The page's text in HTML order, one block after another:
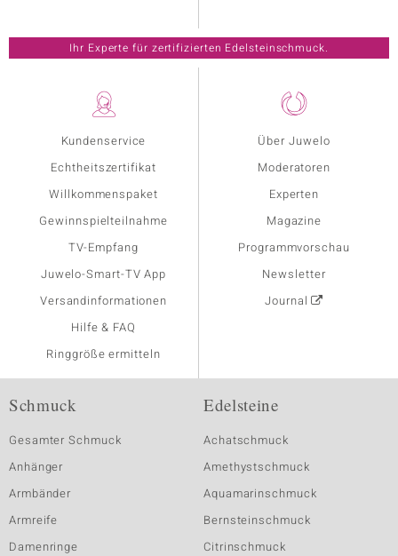
Kundenservice
Echtheitszertifikat
Willkommenspaket
Gewinnspielteilnahme
TV-Empfang
Juwelo-Smart-TV App
Versandinformationen
Hilfe & FAQ
Ringgröße ermitteln
Über Juwelo
Moderatoren
Experten
Magazine
Programmvorschau
Newsletter
Journal
Ihr Experte für zertifizierten Edelsteinschmuck.
Schmuck
Gesamter Schmuck
Anhänger
Armbänder
Armreife
Damenringe
Edelsteine
Achatschmuck
Amethystschmuck
Aquamarinschmuck
Bernsteinschmuck
Citrinschmuck